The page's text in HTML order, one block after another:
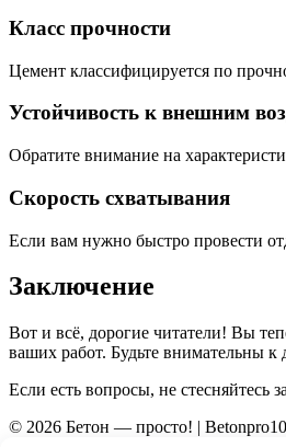
Класс прочности
Цемент классифицируется по
Устойчивость к внешним
Обратите внимание на
Скорость схватывания
Если вам нужно быстро провести
Заключение
Вот и всё, дорогие читатели! Вы
ваших работ. Будьте внимательны
Если есть вопросы, не стесняйтесь
© 2026 Бетон — просто! |